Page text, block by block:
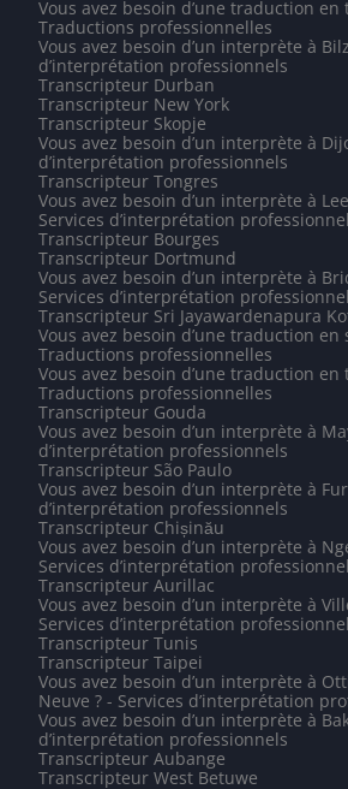
Vous avez besoin d’une traduction en
Traductions professionnelles
Vous avez besoin d’un interprète à
d’interprétation professionnels
Transcripteur Durban
Transcripteur New York
Transcripteur Skopje
Vous avez besoin d’un interprète à
d’interprétation professionnels
Transcripteur Tongres
Vous avez besoin d’un interprète à
Services d’interprétation
Transcripteur Bourges
Transcripteur Dortmund
Vous avez besoin d’un interprète à
Services d’interprétation
Transcripteur Sri Jayawardenapura
Vous avez besoin d’une traduction en
Traductions professionnelles
Vous avez besoin d’une traduction en
Traductions professionnelles
Transcripteur Gouda
Vous avez besoin d’un interprète à
d’interprétation professionnels
Transcripteur São Paulo
Vous avez besoin d’un interprète à
d’interprétation professionnels
Transcripteur Chișinău
Vous avez besoin d’un interprète à
Services d’interprétation
Transcripteur Aurillac
Vous avez besoin d’un interprète à
Services d’interprétation
Transcripteur Tunis
Transcripteur Taipei
Vous avez besoin d’un interprète à
Neuve ? - Services d’interprétation
Vous avez besoin d’un interprète à
d’interprétation professionnels
Transcripteur Aubange
Transcripteur West Betuwe